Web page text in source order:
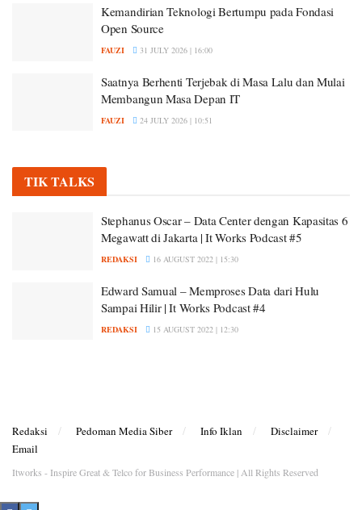
Kemandirian Teknologi Bertumpu pada Fondasi
Open Source
FAUZI 31 JULY 2026 | 16:00
Saatnya Berhenti Terjebak di Masa Lalu dan Mulai
Membangun Masa Depan IT
FAUZI 24 JULY 2026 | 10:51
TIK TALKS
Stephanus Oscar – Data Center dengan Kapasitas 6
Megawatt di Jakarta | It Works Podcast #5
REDAKSI 16 AUGUST 2022 | 15:30
Edward Samual – Memproses Data dari Hulu
Sampai Hilir | It Works Podcast #4
REDAKSI 15 AUGUST 2022 | 12:30
Redaksi Pedoman Media Siber Info Iklan
Disclaimer
Email
Itworks - Inspire Great & Telco for Business Performance | All Rights Reserved